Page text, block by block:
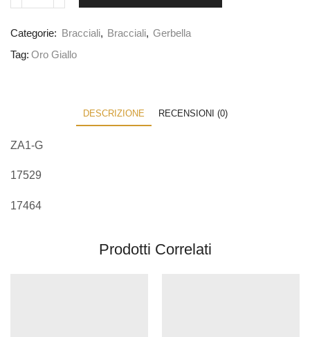
Categorie: Bracciali, Bracciali, Gerbella
Tag: Oro Giallo
DESCRIZIONE RECENSIONI (0)
ZA1-G
17529
17464
Prodotti Correlati